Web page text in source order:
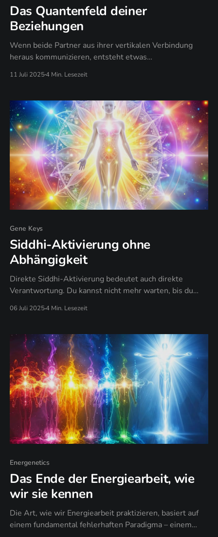
Das Quantenfeld deiner
Beziehungen
Wenn beide Partner aus ihrer vertikalen Verbindung
heraus kommunizieren, entsteht etwas
11 Juli 20254 Min. Lesezeit
Gene Keys
Siddhi-Aktivierung ohne
Abhängigkeit
Direkte Siddhi-Aktivierung bedeutet auch direkte
Verantwortung. Du kannst nicht mehr warten, bis du
06 Juli 20254 Min. Lesezeit
Energenetics
Das Ende der Energiearbeit, wie
wir sie kennen
Die Art, wie wir Energiearbeit praktizieren, basiert auf
einem fundamental fehlerhaften Paradigma – einem